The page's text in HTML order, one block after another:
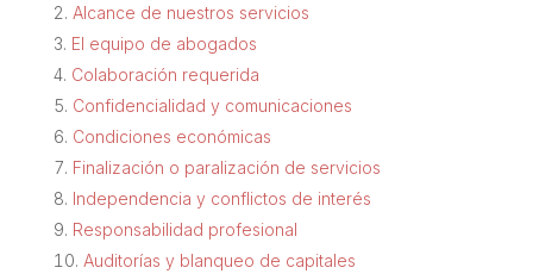
Alcance de nuestros servicios
El equipo de abogados
Colaboración requerida
Confidencialidad y comunicaciones
Condiciones económicas
Finalización o paralización de servicios
Independencia y conflictos de interés
Responsabilidad profesional
Auditorías y blanqueo de capitales